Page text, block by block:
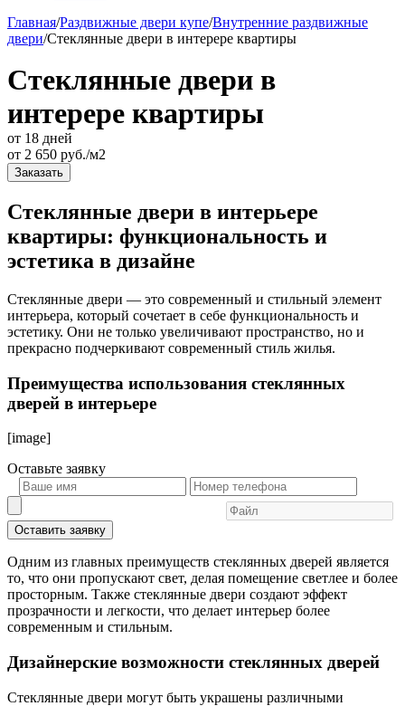
Главная/Раздвижные двери купе/Внутренние раздвижные
двери/Стеклянные двери в интерере квартиры
Стеклянные двери в
интерере квартиры
от 18 дней
от 2 650 руб./м2
Заказать
Стеклянные двери в интерьере
квартиры: функциональность и
эстетика в дизайне
Стеклянные двери — это современный и стильный элемент
интерьера, который сочетает в себе функциональность и
эстетику. Они не только увеличивают пространство, но и
прекрасно подчеркивают современный стиль жилья.
Преимущества использования стеклянных
дверей в интерьере
[image]
Оставьте заявку
Оставить заявку
Одним из главных преимуществ стеклянных дверей является
то, что они пропускают свет, делая помещение светлее и более
просторным. Также стеклянные двери создают эффект
прозрачности и легкости, что делает интерьер более
современным и стильным.
Дизайнерские возможности стеклянных дверей
Стеклянные двери могут быть украшены различными